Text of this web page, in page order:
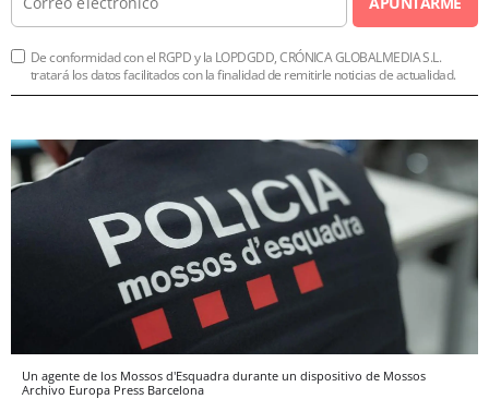
De conformidad con el RGPD y la LOPDGDD, CRÓNICA GLOBALMEDIA S.L.
tratará los datos facilitados con la finalidad de remitirle noticias de actualidad.
Un agente de los Mossos d'Esquadra durante un dispositivo de Mossos
Archivo Europa Press Barcelona